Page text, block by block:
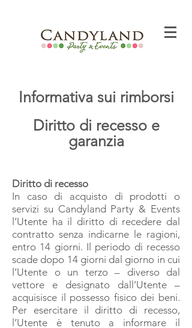
Informativa sui rimborsi
Diritto di recesso e
garanzia
Diritto di recesso
In caso di acquisto di prodotti o
servizi su Candyland Party & Events
l’Utente ha il diritto di recedere dal
contratto senza indicarne le ragioni,
entro 14 giorni. Il periodo di recesso
scade dopo 14 giorni dal giorno in cui
l’Utente o un terzo – diverso dal
vettore e designato dall’Utente –
acquisisce il possesso fisico dei beni.
Per esercitare il diritto di recesso,
l’Utente è tenuto a informare il